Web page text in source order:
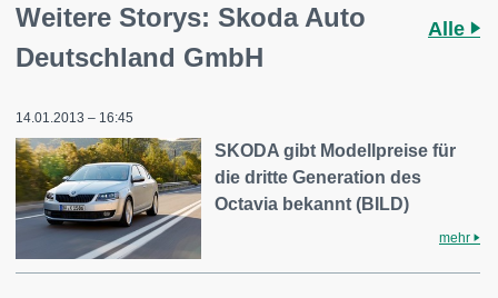
Weitere Storys: Skoda Auto
Deutschland GmbH
Alle
14.01.2013 – 16:45
SKODA gibt Modellpreise für
die dritte Generation des
Octavia bekannt (BILD)
mehr